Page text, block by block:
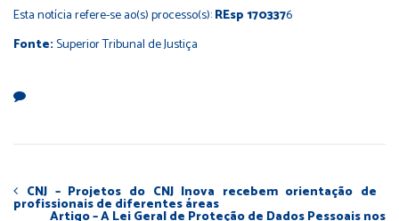
Esta notícia refere-se ao(s) processo(s):REsp 1703376
Fonte:Superior Tribunal de Justiça
CNJ – Projetos do CNJ Inova recebem orientação de
profissionais de diferentes áreas